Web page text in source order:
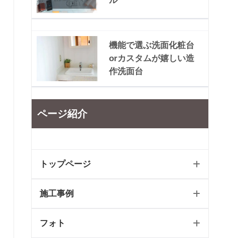
機能で選ぶ洗面化粧台
orカスタムが嬉しい造
作洗面台
ページ紹介
トップページ
新築トップ
施工事例
フォト